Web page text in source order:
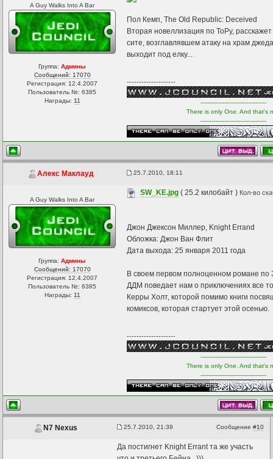
A Guy Walks Into A Bar
Группа:Админы
Сообщений: 17070
Регистрация: 12.4.2007
Пользователь №: 6385
Награды: 11
Пол Кемп, The Old Republic: Deceived
Вторая новеллизация по ТоРу,
сите, возглавлявшем атаку на храм
выходит под елку...
--------------------
------------------------------------
There is only One. And that's
------------------------------------
Алекс Маклауд 25.7.2010, 18:11
A Guy Walks Into A Bar
Группа:Админы
Сообщений: 17070
Регистрация: 12.4.2007
Пользователь №: 6385
Награды: 11
SW_KE.jpg ( 25.2 килобайт ) Кол-во
Джон Джексон Миллер, Knight Errand
Обложка: Джон Ван Флит
Дата выхода: 25 января 2011 года
В своем первом полноценном романе по
ДДМ поведает нам о приключениях все
Керры Холт, которой помимо книги
комиксов, которая стартует этой осенью.
--------------------
------------------------------------
There is only One. And that's
------------------------------------
N7 Nexus 25.7.2010, 21:39 Сообщение#10
Да постигнет Knight Errant та же участь